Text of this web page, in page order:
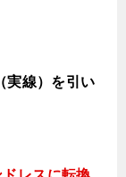
実線）を引い